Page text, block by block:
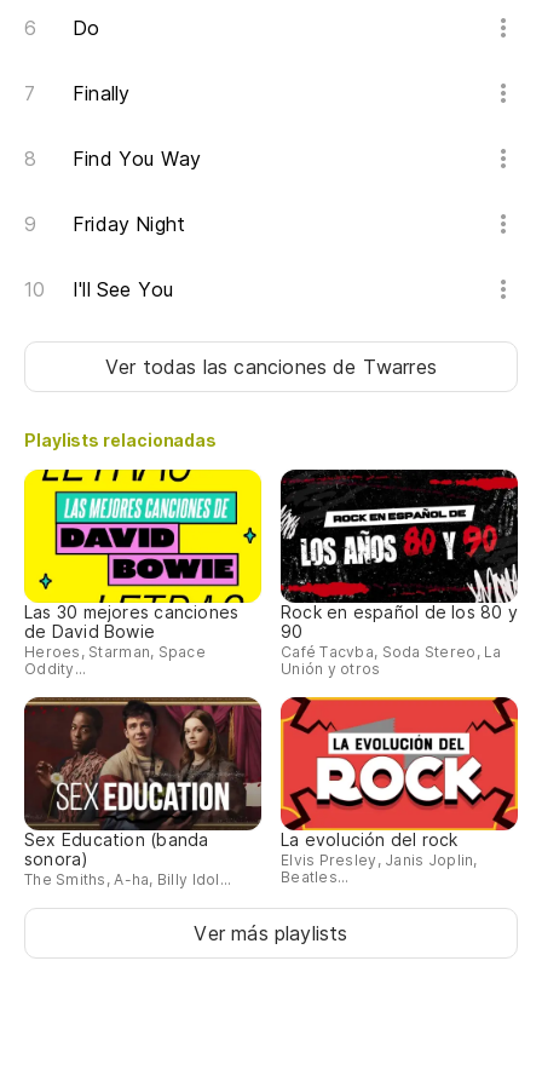
Do
Finally
Find You Way
Friday Night
I'll See You
Ver todas las cancionesde Twarres
Playlists relacionadas
Las 30 mejores canciones
de David Bowie
Heroes, Starman, Space
Oddity...
Rock en español de los 80 y
90
Café Tacvba, Soda Stereo, La
Unión y otros
Sex Education (banda
sonora)
The Smiths, A-ha, Billy Idol...
La evolución del rock
Elvis Presley, Janis Joplin,
Beatles...
Ver más playlists